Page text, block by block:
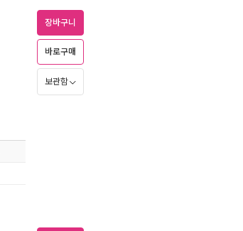
장바구니
바로구매
보관함